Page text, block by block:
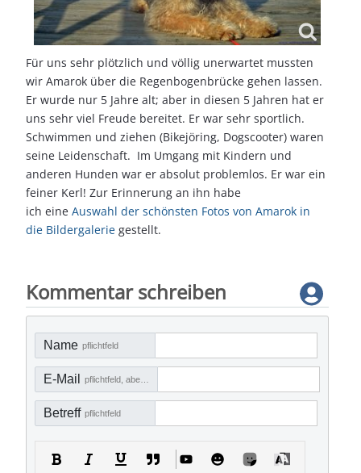
Für uns sehr plötzlich und völlig unerwartet mussten
wir Amarok über die Regenbogenbrücke gehen lassen.
Er wurde nur 5 Jahre alt; aber in diesen 5 Jahren hat er
uns sehr viel Freude bereitet. Er war sehr sportlich.
Schwimmen und ziehen (Bikejöring, Dogscooter) waren
seine Leidenschaft. Im Umgang mit Kindern und
anderen Hunden war er absolut problemlos. Er war ein
feiner Kerl! Zur Erinnerung an ihn habe
ich eine Auswahl der schönsten Fotos von Amarok in
die Bildergalerie gestellt.
Kommentar schreiben
Name pflichtfeld
E-Mail
Betreff pflichtfeld